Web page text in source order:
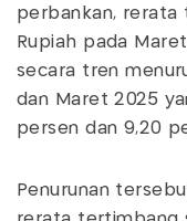
perbankan, rerata
Rupiah pada
secara tren
dan Maret 2025
persen dan 9,20
Penurunan